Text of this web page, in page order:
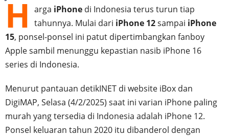
H arga iPhone di Indonesia terus turun tiap
tahunnya. Mulai dari iPhone 12sampai iPhone
15, ponsel-ponsel ini patut dipertimbangkan fanboy
Apple sambil menunggu kepastian nasib iPhone 16
series di Indonesia.
Menurut pantauan detikINET di website iBox dan
DigiMAP, Selasa (4/2/2025) saat ini varian iPhone paling
murah yang tersedia di Indonesia adalah iPhone 12.
Ponsel keluaran tahun 2020 itu dibanderol dengan